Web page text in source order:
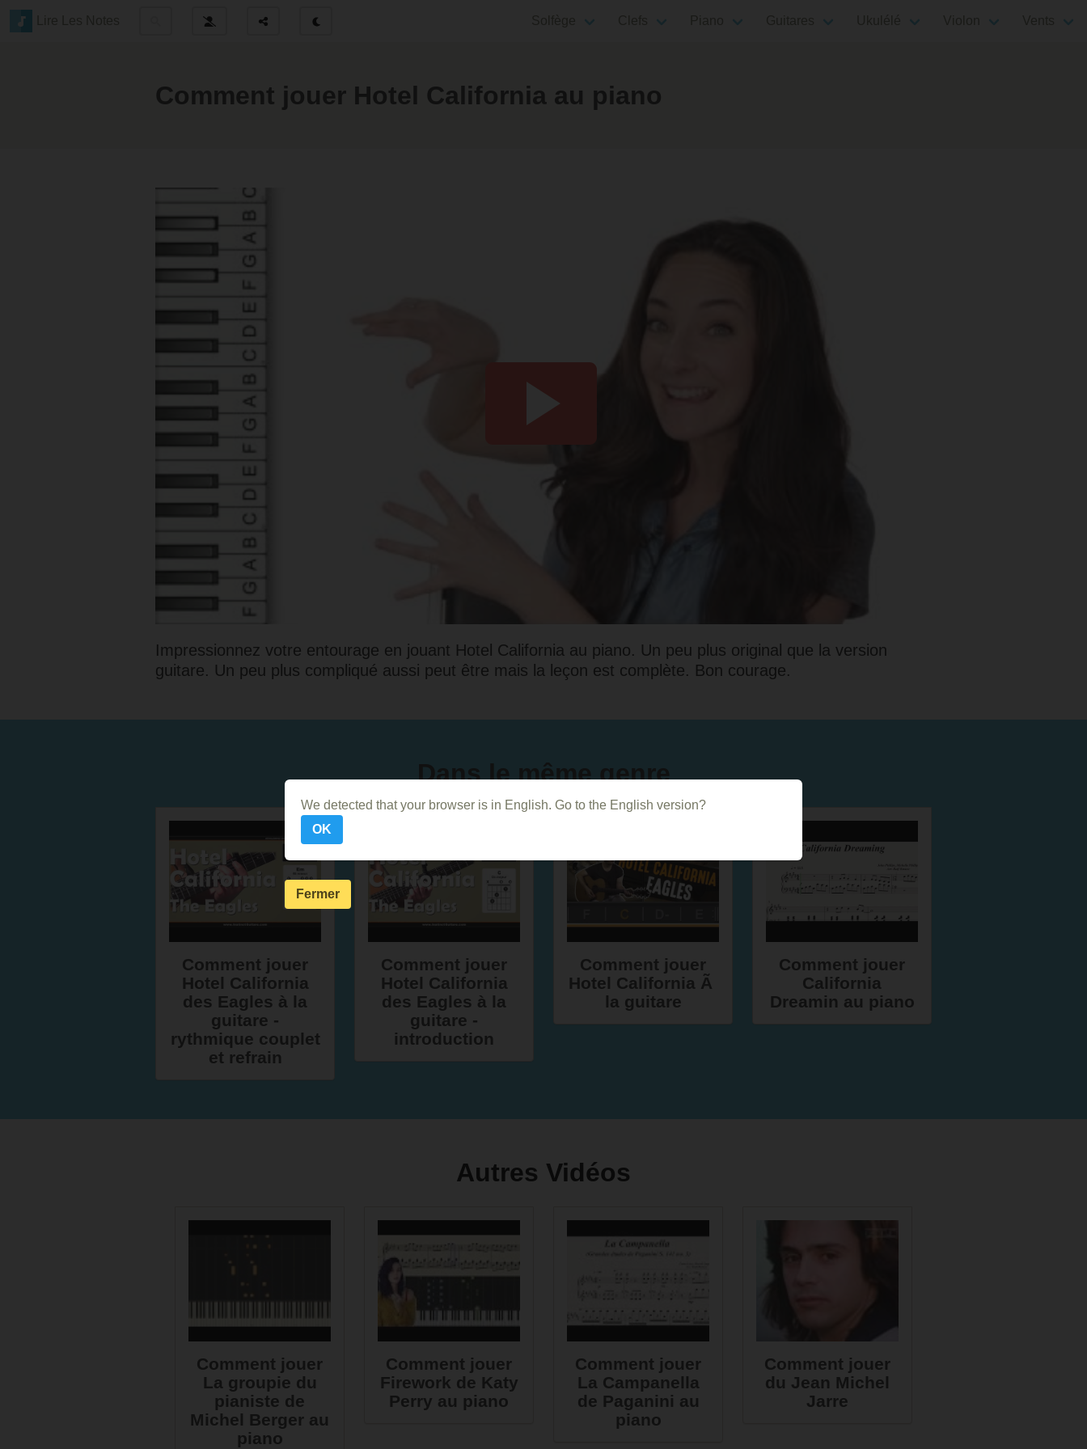
Comment jouer Hotel California au piano
Impressionnez votre entourage en jouant Hotel California au piano. Un peu plus original que la version
guitare. Un peu plus compliqué aussi peut être mais la leçon est complète. Bon courage.
Dans le même genre
Comment jouer
Hotel California
des Eagles à la
guitare -
rythmique couplet
et refrain
Comment jouer
Hotel California
des Eagles à la
guitare -
introduction
Comment jouer
Hotel California Ã
la guitare
Comment jouer
California
Dreamin au piano
Autres Vidéos
Comment jouer
La groupie du
pianiste de
Michel Berger au
piano
Comment jouer
Firework de Katy
Perry au piano
Comment jouer
La Campanella
de Paganini au
piano
Comment jouer
du Jean Michel
Jarre
We detected that your browser is in English. Go to the English version?
OK
Fermer